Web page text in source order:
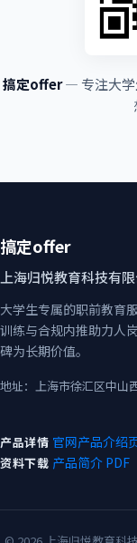
搞定offer— 专注大学
搞定offer
上海归悦教育科技有
大学生专属的职前教育
训练与合规内推助力人
碑为长期价值。
地址：上海市徐汇区中山
产品详情 官网产品介绍
资料下载 产品简介 PDF